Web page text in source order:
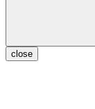
close